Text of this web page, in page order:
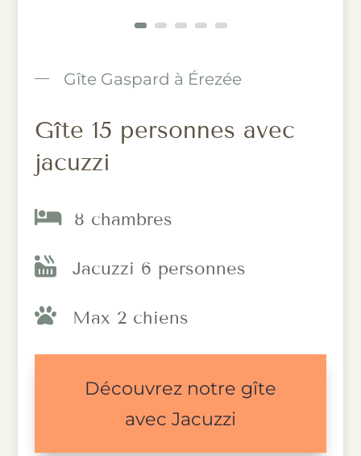
Gîte Gaspard à Érezée
Gîte 15 personnes avec
jacuzzi
 8 chambres
 Jacuzzi 6 personnes
 Max 2 chiens
Découvrez notre gîte
avec Jacuzzi